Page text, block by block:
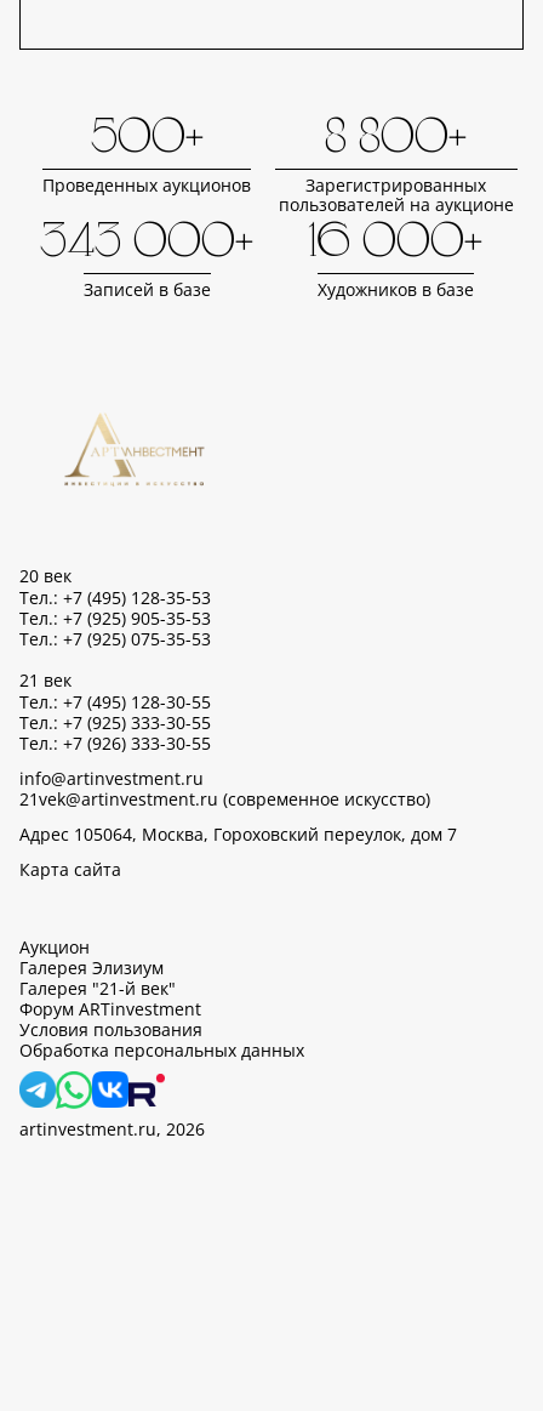
500+
Проведенных аукционов
8 800+
Зарегистрированных
пользователей на аукционе
343 000+
Записей в базе
16 000+
Художников в базе
20 век
Тел.: +7 (495) 128-35-53
Тел.: +7 (925) 905-35-53
Тел.: +7 (925) 075-35-53
21 век
Тел.: +7 (495) 128-30-55
Тел.: +7 (925) 333-30-55
Тел.: +7 (926) 333-30-55
info@artinvestment.ru
21vek@artinvestment.ru (современное искусство)
Адрес 105064, Москва, Гороховский переулок, дом 7
Карта сайта
Аукцион
Галерея Элизиум
Галерея "21-й век"
Форум ARTinvestment
Условия пользования
Обработка персональных данных
artinvestment.ru, 2026